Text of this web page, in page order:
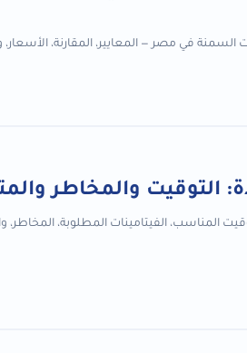
في مصر — المعايير، المقارنة، الأسعار،
التوقيت والمخاطر
المناسب، الفيتامينات المطلوبة، المخاطر،